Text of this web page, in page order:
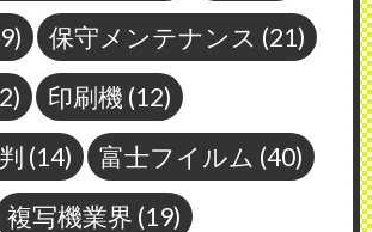
保守メンテナンス (21)
印刷機 (12)
(14) 富士フイルム (40)
複写機業界 (19)